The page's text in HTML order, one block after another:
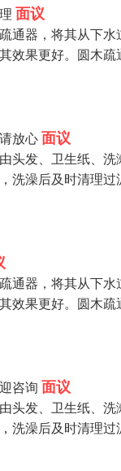
面议
通器，将其从下
效果更好。圆木
放心面议
头发、卫生纸、
洗澡后及时清理
通器，将其从下
效果更好。圆木
咨询 面议
头发、卫生纸、
洗澡后及时清理